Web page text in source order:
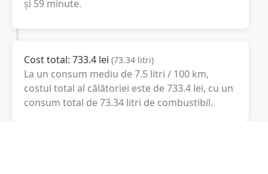
și 59 minute.
Cost total: 733.4 lei (73.34 litri)
La un consum mediu de7.5 litri / 100 km,
costul total al călătoriei este de733.4 lei, cu un
consum total de73.34 litri de combustibil.